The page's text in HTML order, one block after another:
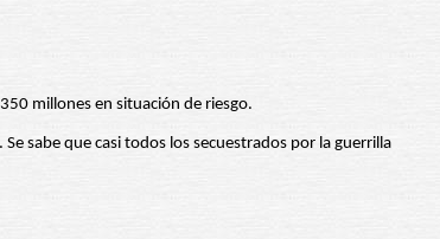
millones en situación de riesgo.
sabe que casi todos los secuestrados por la guerrilla